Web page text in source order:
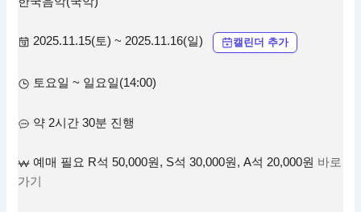
2025.11.15(토) ~ 2025.11.16(일) 캘린더 추가
토요일 ~ 일요일(14:00)
약 2시간 30분 진행
예매 필요 R석 50,000원, S석 30,000원, A석 20,000원 바로
가기